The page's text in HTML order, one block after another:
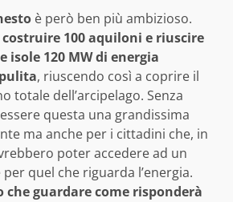
è però ben più ambizioso.
costruire 100 aquiloni e riuscire
isole 120 MW di energia
, riuscendo così a coprire il
totale dell’arcipelago. Senza
questa una grandissima
ma anche per i cittadini che, in
poter accedere ad un
quel che riguarda l’energia.
che guardare come risponderà